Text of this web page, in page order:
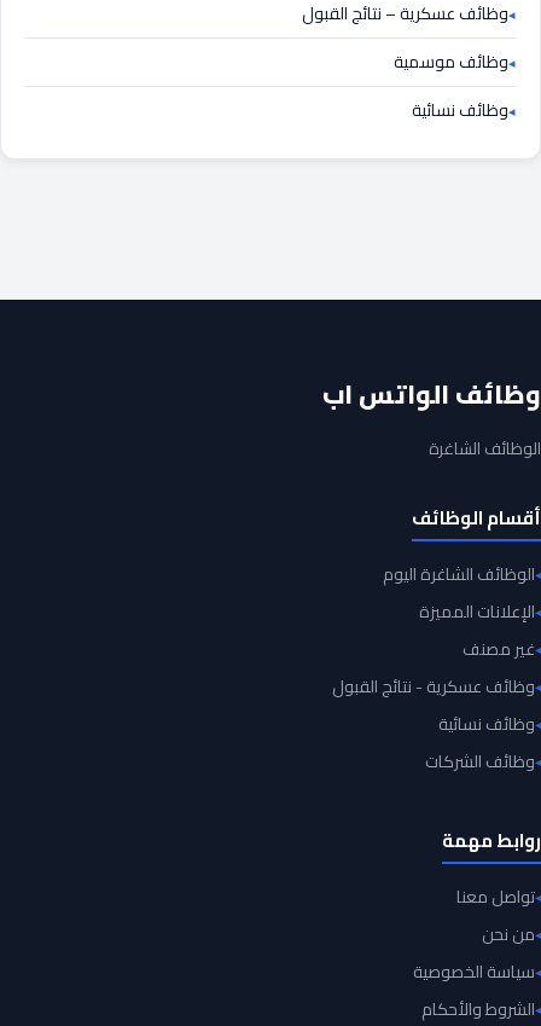
وظائف عسكرية – نتائج القبول
وظائف موسمية
وظائف نسائية
وظائف الواتس اب
الوظائف الشاغرة
أقسام الوظائف
الوظائف الشاغرة اليوم
الإعلانات المميزة
غير مصنف
وظائف عسكرية - نتائج القبول
وظائف نسائية
وظائف الشركات
روابط مهمة
تواصل معنا
من نحن
سياسة الخصوصية
الشروط والأحكام